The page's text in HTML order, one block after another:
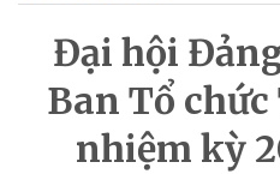
Đại hội
Ban Tổ
nhiệm kỳ